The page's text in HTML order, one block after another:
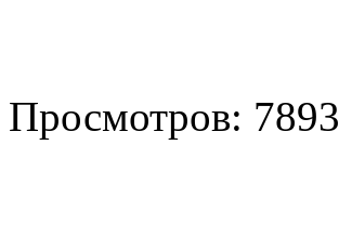
Просмотров: 7893